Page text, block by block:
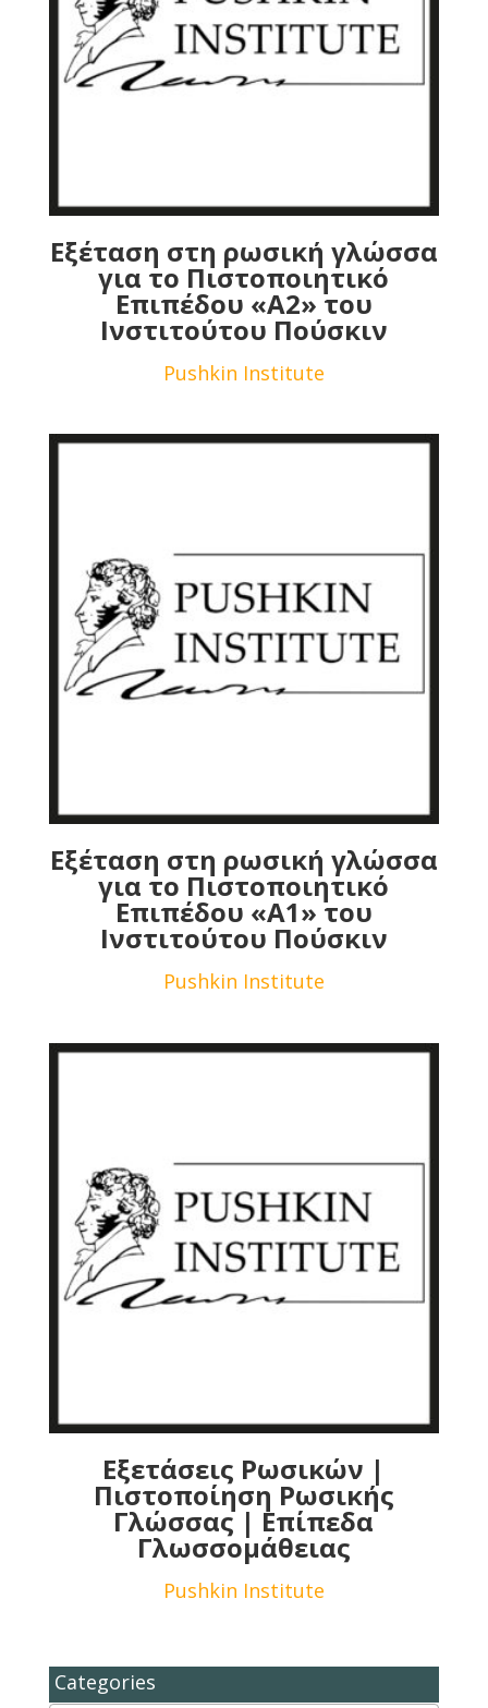
Εξέταση στη ρωσική γλώσσα
για το Πιστοποιητικό
Επιπέδου «Α2» του
Ινστιτούτου Πούσκιν
Pushkin Institute
Εξέταση στη ρωσική γλώσσα
για το Πιστοποιητικό
Επιπέδου «Α1» του
Ινστιτούτου Πούσκιν
Pushkin Institute
Εξετάσεις Ρωσικών |
Πιστοποίηση Ρωσικής
Γλώσσας | Επίπεδα
Γλωσσομάθειας
Pushkin Institute
Categories